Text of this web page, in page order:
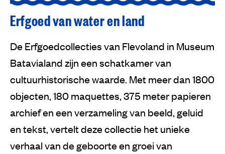
Erfgoed van water en land
De Erfgoedcollecties van Flevoland in Museum
Batavialand zijn een schatkamer van
cultuurhistorische waarde. Met meer dan 1800
objecten, 180 maquettes, 375 meter papieren
archief en een verzameling van beeld, geluid
en tekst, vertelt deze collectie het unieke
verhaal van de geboorte en groei van